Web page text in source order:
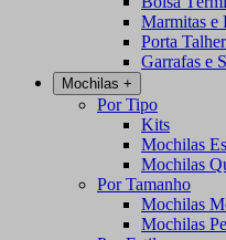
Marmitas e
Porta
Garrafas e
Mochilas +
Por Tipo
Kits
Mochilas
Mochilas
Por Tamanho
Mochilas
Mochilas